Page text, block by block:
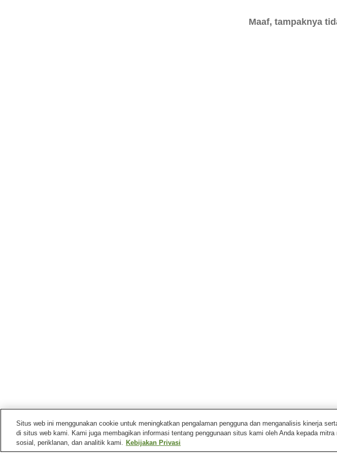
Maaf, tampaknya
Kota Mimasaka
Situs web ini menggunakan cookie untuk meningkatkan pengalaman pengguna dan menganalisis kinerja
di situs web kami. Kami juga membagikan informasi tentang penggunaan situs kami oleh Anda kepada mitra
sosial, periklanan, dan analitik kami. Kebijakan Privasi